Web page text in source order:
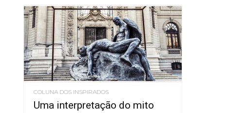
COLUNA DOS INSPIRADOS
Uma interpretação do mito